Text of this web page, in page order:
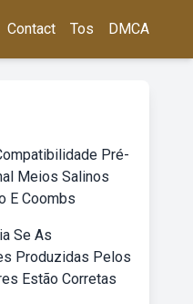
Contact Tos DMCA
Pré-
Meios Salinos
E Coombs
Se As
Produzidas Pelos
Estão Corretas